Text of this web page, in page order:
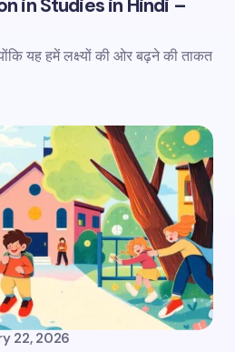
in Studies in Hindi –
यह हमें लक्ष्यों की ओर बढ़ने की ताकत
22, 2026